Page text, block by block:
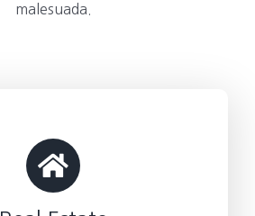
malesuada.